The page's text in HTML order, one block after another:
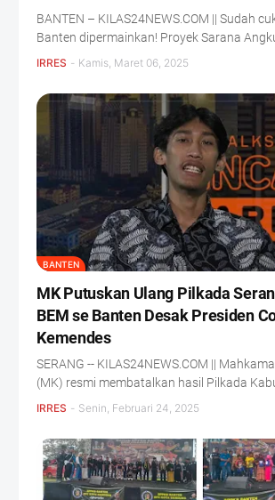
BANTEN – KILAS24NEWS.COM || Sudah
Banten dipermainkan! Proyek Sarana
IRRES - Kamis, Maret 06, 2025
BANTEN
MK Putuskan Ulang Pilkada
BEM se Banten Desak Presiden
Kemendes
SERANG -- KILAS24NEWS.COM ||
(MK) resmi membatalkan hasil Pilkada
IRRES - Senin, Februari 24, 2025